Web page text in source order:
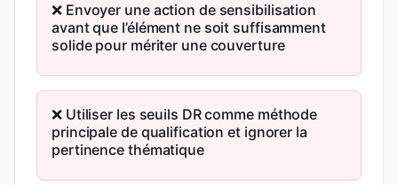
❌ Envoyer une action de sensibilisation
avant que l’élément ne soit suffisamment
solide pour mériter une couverture
❌ Utiliser les seuils DR comme méthode
principale de qualification et ignorer la
pertinence thématique